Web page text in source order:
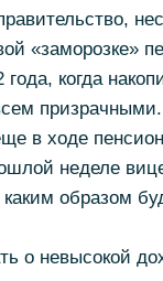
«заморозке»
когда
в ходе
неделе
образом
о невысокой